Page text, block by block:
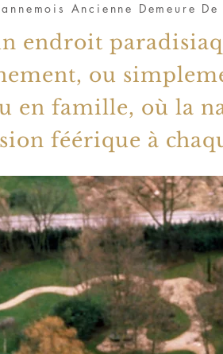
Ancienne Demeure
endroit
ou
en famille, où la
féérique à